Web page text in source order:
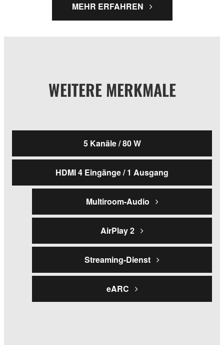
MEHR ERFAHREN
WEITERE MERKMALE
5 Kanäle / 80 W
HDMI 4 Eingänge / 1 Ausgang
Multiroom-Audio
AirPlay 2
Streaming-Dienst
eARC